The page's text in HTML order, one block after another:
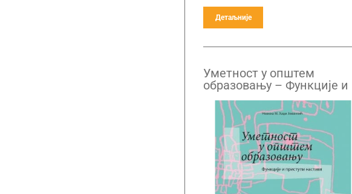
Детаљније
Уметност у општем
образовању – Функције и
приступи настави